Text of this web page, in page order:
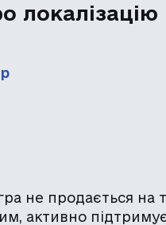
локалізацію
не продається
активно підтримує